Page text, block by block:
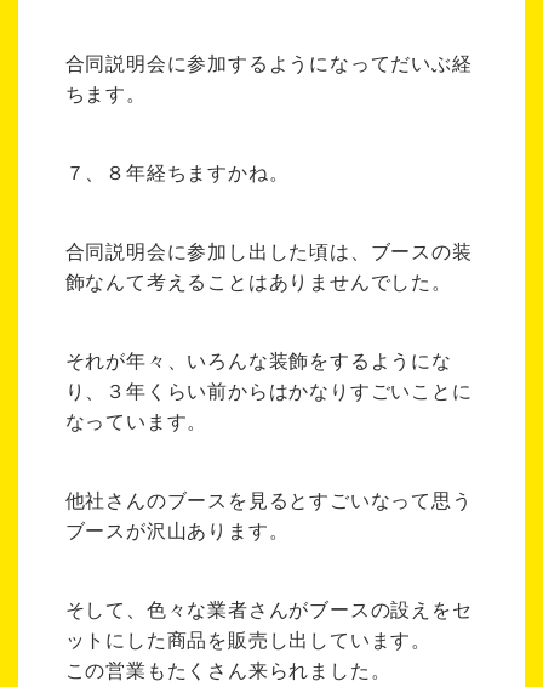
合同説明会に参加するようになってだいぶ経
ちます。
７、８年経ちますかね。
合同説明会に参加し出した頃は、ブースの装
飾なんて考えることはありませんでした。
それが年々、いろんな装飾をするようにな
り、３年くらい前からはかなりすごいことに
なっています。
他社さんのブースを見るとすごいなって思う
ブースが沢山あります。
そして、色々な業者さんがブースの設えをセ
ットにした商品を販売し出しています。
この営業もたくさん来られました。